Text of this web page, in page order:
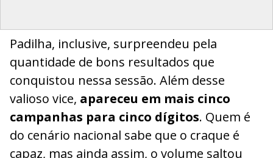
Padilha, inclusive, surpreendeu pela
quantidade de bons resultados que
conquistou nessa sessão. Além desse
valioso vice, apareceu em mais cinco
campanhas para cinco dígitos. Quem é
do cenário nacional sabe que o craque é
capaz, mas ainda assim, o volume saltou